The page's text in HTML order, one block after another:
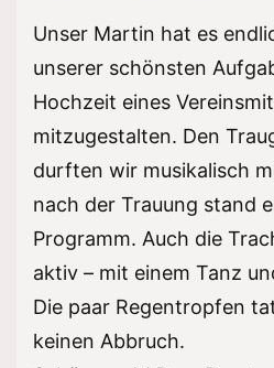
Unser Martin hat es
unserer schönsten
Hochzeit eines
mitzugestalten. Den
durften wir musikalisch
nach der Trauung stand
Programm. Auch die
aktiv – mit einem Tanz
Die paar Regentropfen
keinen Abbruch.